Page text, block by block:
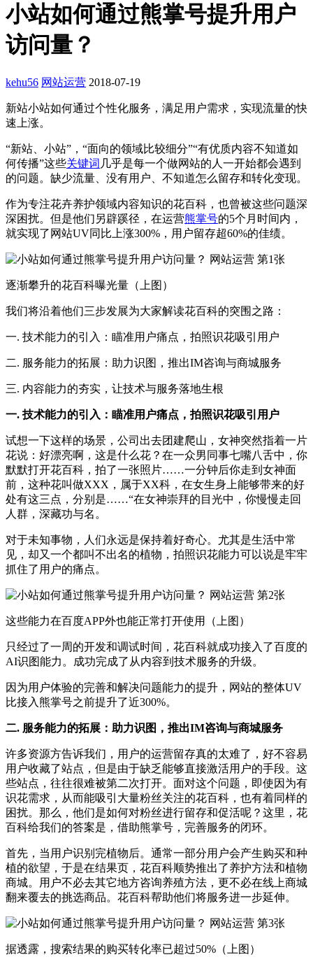
小站如何通过熊掌号提升用户
访问量？
kehu56 网站运营 2018-07-19
新站小站如何通过个性化服务，满足用户需求，实现流量的快
速上涨。
“新站、小站”，“面向的领域比较细分”“有优质内容不知道如
何传播”这些关键词 几乎是每一个做网站的人一开始都会遇到
的问题。缺少流量、没有用户、不知道怎么留存和转化变现。
作为专注花卉养护领域内容知识的花百科，也曾被这些问题深
深困扰。但是他们另辟蹊径，在运营熊掌号的5个月时间内，
就实现了网站UV同比上涨300%，用户留存超60%的佳绩。
逐渐攀升的花百科曝光量（上图）
我们将沿着他们三步发展为大家解读花百科的突围之路：
一. 技术能力的引入：瞄准用户痛点，拍照识花吸引用户
二. 服务能力的拓展：助力识图，推出IM咨询与商城服务
三. 内容能力的夯实，让技术与服务落地生根
一. 技术能力的引入：瞄准用户痛点，拍照识花吸引用户
试想一下这样的场景，公司出去团建爬山，女神突然指着一片
花说：好漂亮啊，这是什么花？在一众男同事七嘴八舌中，你
默默打开花百科，拍了一张照片……一分钟后你走到女神面
前，这种花叫做XXX，属于XX科，在女生身上能够带来的好
处有这三点，分别是……“在女神崇拜的目光中，你慢慢走回
人群，深藏功与名。
对于未知事物，人们永远是保持着好奇心。尤其是生活中常
见，却又一个都叫不出名的植物，拍照识花能力可以说是牢牢
抓住了用户的痛点。
这些能力在百度APP外也能正常打开使用（上图）
只经过了一周的开发和调试时间，花百科就成功接入了百度的
AI识图能力。成功完成了从内容到技术服务的升级。
因为用户体验的完善和解决问题能力的提升，网站的整体UV
比接入熊掌号之前提升了近300%。
二. 服务能力的拓展：助力识图，推出IM咨询与商城服务
许多资源方告诉我们，用户的运营留存真的太难了，好不容易
用户收藏了站点，但是由于缺乏能够直接激活用户的手段。这
些站点，往往很难被第二次打开。面对这个问题，即使因为有
识花需求，从而能吸引大量粉丝关注的花百科，也有着同样的
困扰。那么，他们是如何对粉丝进行留存和促活呢？这里，花
百科给我们的答案是，借助熊掌号，完善服务的闭环。
首先，当用户识别完植物后。通常一部分用户会产生购买和种
植的欲望，于是在结果页，花百科顺势推出了养护方法和植物
商城。用户不必去其它地方咨询养殖方法，更不必在线上商城
翻来覆去的挑选商品。花百科帮助他们将服务进一步延伸。
据透露，搜索结果的购买转化率已超过50%（上图）